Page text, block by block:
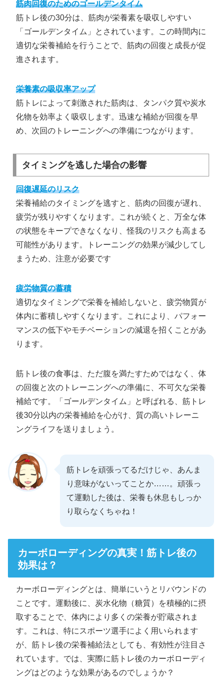
筋肉回復のためのゴールデンタイム
筋トレ後の30分は、筋肉が栄養素を吸収しやすい
「ゴールデンタイム」とされています。この時間内に
適切な栄養補給を行うことで、筋肉の回復と成長が促
進されます。
栄養素の吸収率アップ
筋トレによって刺激された筋肉は、タンパク質や炭水
化物を効率よく吸収します。迅速な補給が回復を早
め、次回のトレーニングへの準備につながります。
タイミングを逃した場合の影響
回復遅延のリスク
栄養補給のタイミングを逃すと、筋肉の回復が遅れ、
疲労が残りやすくなります。これが続くと、万全な体
の状態をキープできなくなり、怪我のリスクも高まる
可能性があります。トレーニングの効果が減少してし
まうため、注意が必要です
疲労物質の蓄積
適切なタイミングで栄養を補給しないと、疲労物質が
体内に蓄積しやすくなります。これにより、パフォー
マンスの低下やモチベーションの減退を招くことがあ
ります。
筋トレ後の食事は、ただ腹を満たすためではなく、体
の回復と次のトレーニングへの準備に、不可欠な栄養
補給です。「ゴールデンタイム」と呼ばれる、筋トレ
後30分以内の栄養補給を心がけ、質の高いトレーニ
ングライフを送りましょう。
筋トレを頑張ってるだけじゃ、あんま
り意味がないってことか……。頑張っ
て運動した後は、栄養も休息もしっか
り取らなくちゃね！
カーボローディングの真実！筋トレ後の
効果は？
カーボローディングとは、簡単にいうとリバウンドの
ことです。運動後に、炭水化物（糖質）を積極的に摂
取することで、体内により多くの栄養が貯蔵されま
す。これは、特にスポーツ選手によく用いられます
が、筋トレ後の栄養補給法としても、有効性が注目さ
れています。では、実際に筋トレ後のカーボローディ
ングはどのような効果があるのでしょうか？